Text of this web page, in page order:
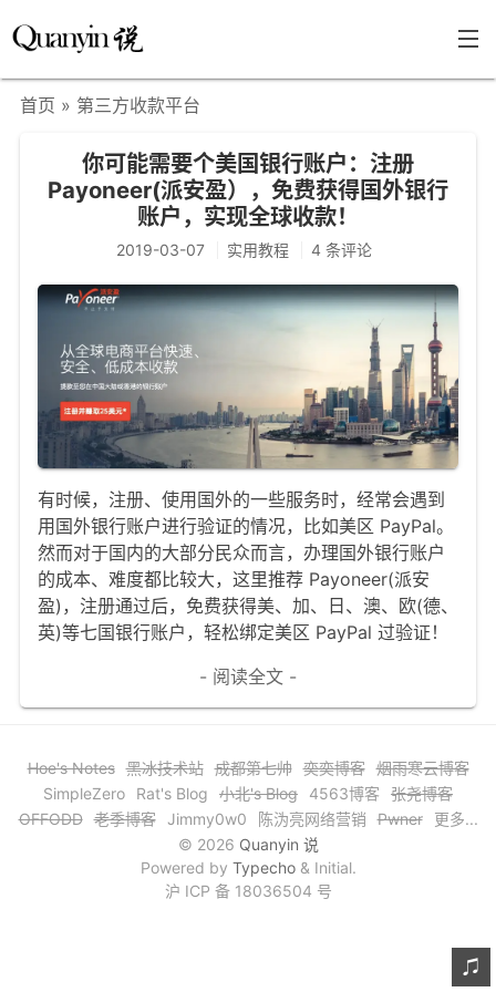
文章分类
瞎说杂谈
学海泛舟
精华荟萃
关于
文章归档
谷歌站内搜索
留言板
赞赏与支持
首页 » 第三方收款平台
你可能需要个美国银行账户：注册
Payoneer(派安盈），免费获得国外银行
账户，实现全球收款！
2019-03-07 实用教程 4 条评论
有时候，注册、使用国外的一些服务时，经常会遇到
用国外银行账户进行验证的情况，比如美区 PayPal。
然而对于国内的大部分民众而言，办理国外银行账户
的成本、难度都比较大，这里推荐 Payoneer(派安
盈)，注册通过后，免费获得美、加、日、澳、欧(德、
英)等七国银行账户，轻松绑定美区 PayPal 过验证！
- 阅读全文 -
Hoe's Notes 黑冰技术站 成都第七帅 奕奕博客 烟雨寒云博客
SimpleZero
Rat's Blog 小北's Blog 4563博客
张尧博客
OFFODD 老季博客 Jimmy0w0 陈沩亮网络营销 Pwner
更多...
© 2026 Quanyin 说
Powered by Typecho& Initial.
沪 ICP 备 18036504 号